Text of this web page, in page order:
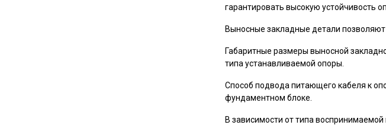
гарантировать высокую устойчивость
Выносные закладные детали
Габаритные размеры выносной
типа устанавливаемой опоры.
Способ подвода питающего кабеля к
фундаментном блоке.
В зависимости от типа